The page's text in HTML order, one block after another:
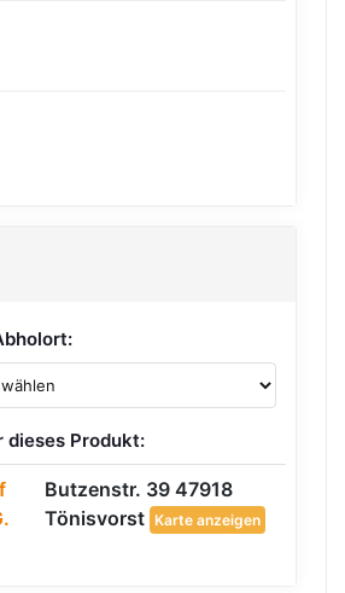
dieses Produkt:
Butzenstr. 39 47918
Tönisvorst Karte anzeigen